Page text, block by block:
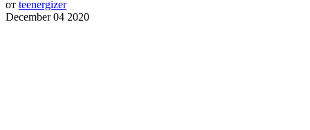
от teenergizer
December 04 2020